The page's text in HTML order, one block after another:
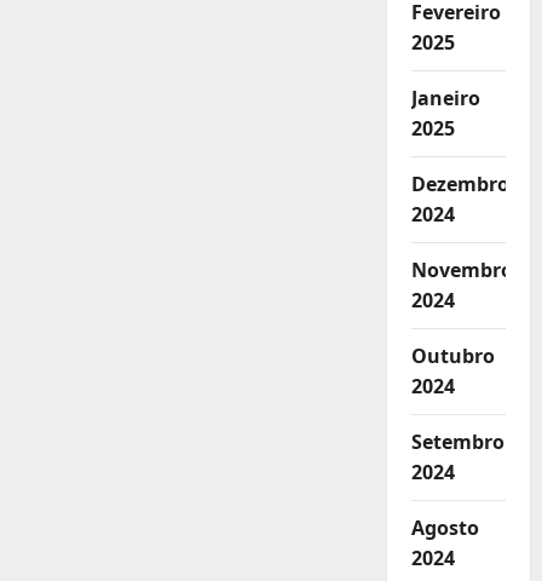
Fevereiro
2025
Janeiro
2025
Dezembro
2024
Novembro
2024
Outubro
2024
Setembro
2024
Agosto
2024